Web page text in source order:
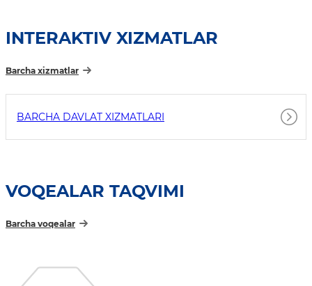
INTERAKTIV XIZMATLAR
Barcha xizmatlar
BARCHA DAVLAT XIZMATLARI
VOQEALAR TAQVIMI
Barcha voqealar